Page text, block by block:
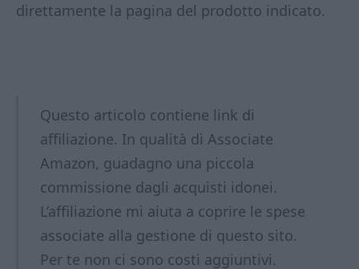
direttamente la pagina del prodotto indicato.
Questo articolo contiene link di
affiliazione. In qualità di Associate
Amazon, guadagno una piccola
commissione dagli acquisti idonei.
L’affiliazione mi aiuta a coprire le spese
associate alla gestione di questo sito.
Per te non ci sono costi aggiuntivi.